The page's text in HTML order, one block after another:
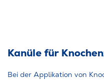
Kanüle für
Bei der Applikation von